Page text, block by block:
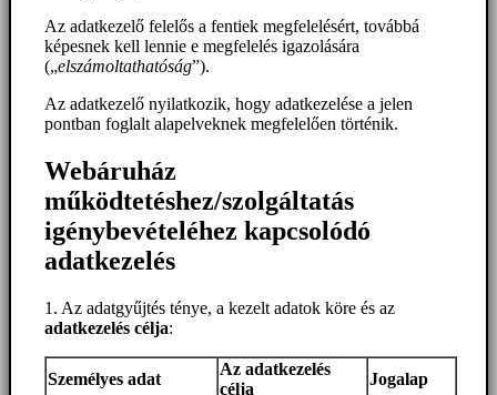
Az adatkezelő felelős a fentiek megfelelésért, továbbá
képesnek kell lennie e megfelelés igazolására
(„elszámoltathatóság”).
Az adatkezelő nyilatkozik, hogy adatkezelése a jelen
pontban foglalt alapelveknek megfelelően történik.
Webáruház
működtetéshez/szolgáltatás
igénybevételéhez kapcsolódó
adatkezelés
1. Az adatgyűjtés ténye, a kezelt adatok köre és az
adatkezelés célja:
Személyes adat
Az adatkezelés
célja
Jogalap